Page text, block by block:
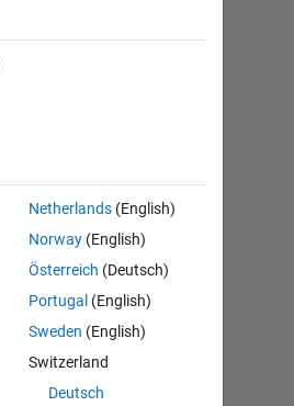
Netherlands (English)
Norway (English)
Österreich (Deutsch)
Portugal (English)
Sweden (English)
Switzerland
Deutsch